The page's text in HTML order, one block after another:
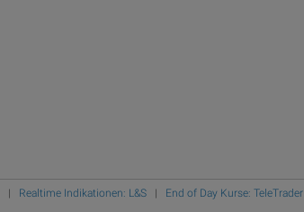
| Realtime Indikationen: L&S | End of Day Kurse: TeleTrader